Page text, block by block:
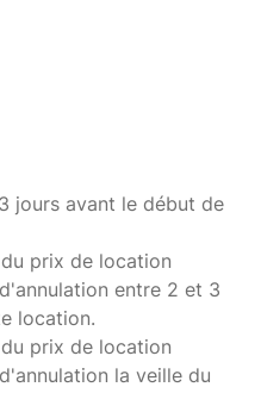
jours avant le début de
prix de location
entre 2 et 3
location.
prix de location
la veille du